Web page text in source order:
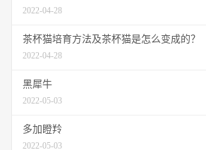
2022-04-28
茶杯猫培育方法及茶杯猫是怎么变成的？
2022-04-28
黑犀牛
2022-05-03
多加瞪羚
2022-05-03